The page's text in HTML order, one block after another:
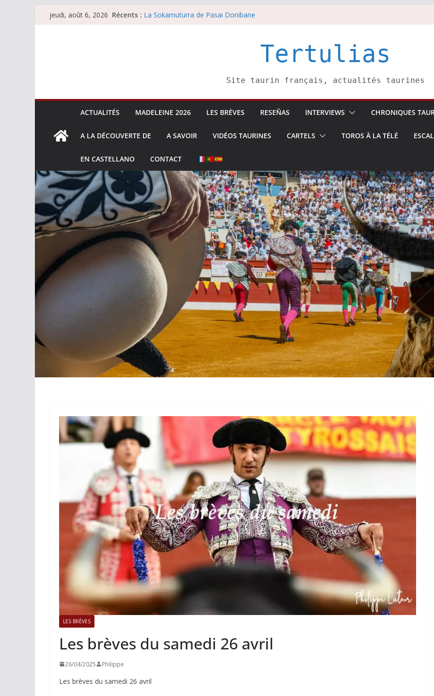
Passerjeudi, août 6, 2026 Récents : La Sokamuturra de Pasai Donibane
Tertulias
Site taurin français, actualités taurines
ACTUALITÉS MADELEINE 2026 LES BRÈVES RESEÑAS INTERVIEWS CHRONIQUES
A LA DÉCOUVERTE DE A SAVOIR VIDÉOS TAURINES CARTELS TOROS À LA TÉLÉ
EN CASTELLANO CONTACT
LES BRÈVES
Les brèves du samedi 26 avril
26/04/2025 Philippe
Les brèves du samedi 26 avril
ACTUALITÉS TAURINES PHOTOS TAURINES 2026
Istres, l’ouverture en
photos
19/06/2026 Tertulias
ACTUALITÉS TAURINES
Bayonne, la corrida des
fêtes en photos
17/07/2026 Tertulias